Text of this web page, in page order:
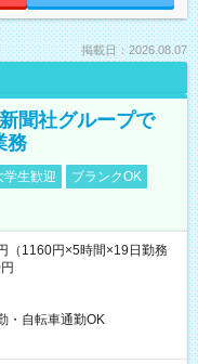
掲載日：2026.08.07
聞社グループで
務
学生歓迎
ブランクOK
1160円×5時間×19日勤務
・自転車通勤OK